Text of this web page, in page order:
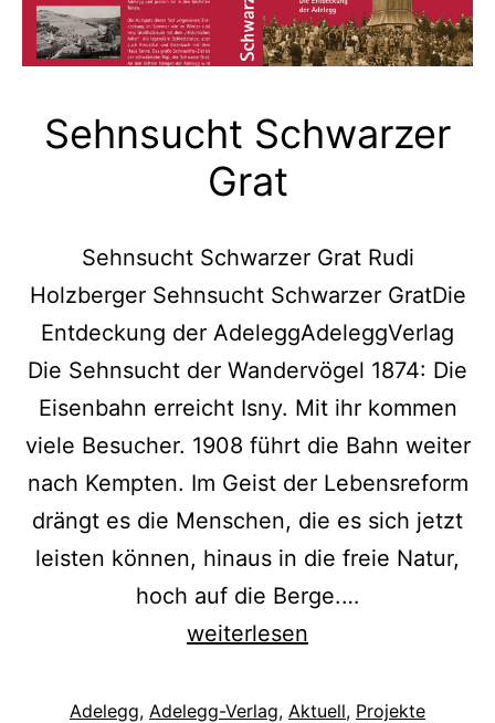
Sehnsucht Schwarzer
Grat
Sehnsucht Schwarzer Grat Rudi
Holzberger Sehnsucht Schwarzer GratDie
Entdeckung der AdeleggAdeleggVerlag
Die Sehnsucht der Wandervögel 1874: Die
Eisenbahn erreicht Isny. Mit ihr kommen
viele Besucher. 1908 führt die Bahn weiter
nach Kempten. Im Geist der Lebensreform
drängt es die Menschen, die es sich jetzt
leisten können, hinaus in die freie Natur,
hoch auf die Berge.…
Sehnsucht
Grat
weiterlesen
Kategorisiert
Adelegg, Adelegg-Verlag, Aktuell, Projekte